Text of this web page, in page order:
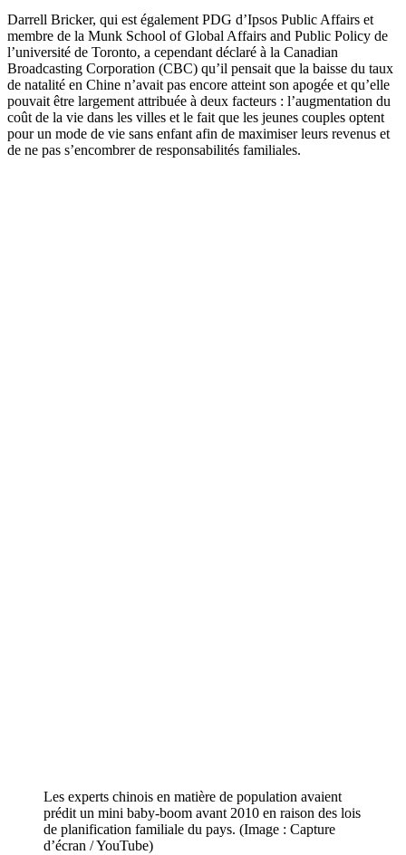
Darrell Bricker, qui est également PDG d’Ipsos Public Affairs et
membre de la Munk School of Global Affairs and Public Policy de
l’université de Toronto, a cependant déclaré à la Canadian
Broadcasting Corporation (CBC) qu’il pensait que la baisse du taux
de natalité en Chine n’avait pas encore atteint son apogée et qu’elle
pouvait être largement attribuée à deux facteurs : l’augmentation du
coût de la vie dans les villes et le fait que les jeunes couples optent
pour un mode de vie sans enfant afin de maximiser leurs revenus et
de ne pas s’encombrer de responsabilités familiales.
Les experts chinois en matière de population avaient
prédit un mini baby-boom avant 2010 en raison des lois
de planification familiale du pays. (Image : Capture
d’écran / YouTube)